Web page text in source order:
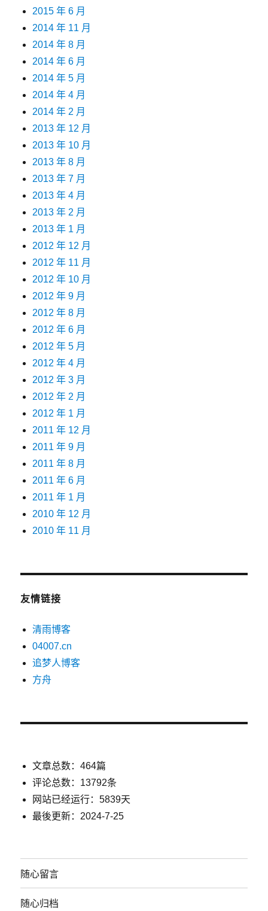
2015 年 6 月
2014 年 11 月
2014 年 8 月
2014 年 6 月
2014 年 5 月
2014 年 4 月
2014 年 2 月
2013 年 12 月
2013 年 10 月
2013 年 8 月
2013 年 7 月
2013 年 4 月
2013 年 2 月
2013 年 1 月
2012 年 12 月
2012 年 11 月
2012 年 10 月
2012 年 9 月
2012 年 8 月
2012 年 6 月
2012 年 5 月
2012 年 4 月
2012 年 3 月
2012 年 2 月
2012 年 1 月
2011 年 12 月
2011 年 9 月
2011 年 8 月
2011 年 6 月
2011 年 1 月
2010 年 12 月
2010 年 11 月
友情链接
清雨博客
04007.cn
追梦人博客
方舟
文章总数：464篇
评论总数：13792条
网站已经运行：5839天
最後更新：2024-7-25
随心留言
随心归档